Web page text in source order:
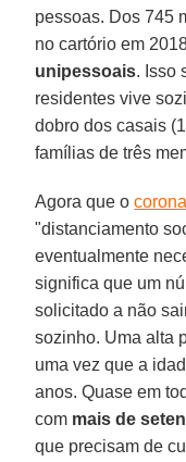
pessoas. Dos 745
no cartório em
unipessoais. Isso
residentes vive
dobro dos casais
famílias de três
Agora que o
"distanciamento
eventualmente
significa que um
solicitado a não
sozinho. Uma alta
uma vez que a
anos. Quase em
com mais de
que precisam de